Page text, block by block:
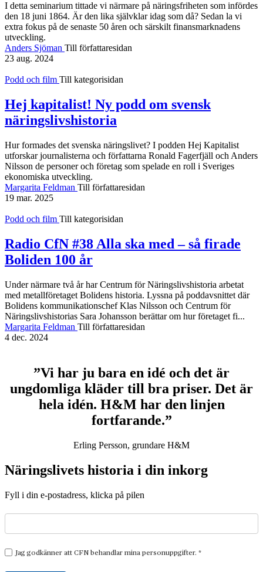
I detta seminarium tittade vi närmare på näringsfriheten som infördes
den 18 juni 1864. Är den lika självklar idag som då? Sedan la vi
extra fokus på de senaste 50 åren och särskilt finansmarknadens
utveckling.
Anders Sjöman Till författaresidan
23 aug. 2024
Podd och film Till kategorisidan
Hej kapitalist! Ny podd om svensk
näringslivshistoria
Hur formades det svenska näringslivet? I podden Hej Kapitalist
utforskar journalisterna och författarna Ronald Fagerfjäll och Anders
Nilsson de personer och företag som spelade en roll i Sveriges
ekonomiska utveckling.
Margarita Feldman Till författaresidan
19 mar. 2025
Podd och film Till kategorisidan
Radio CfN #38 Alla ska med – så firade
Boliden 100 år
Under närmare två år har Centrum för Näringslivshistoria arbetat
med metallföretaget Bolidens historia. Lyssna på poddavsnittet där
Bolidens kommunikationschef Klas Nilsson och Centrum för
Näringslivshistorias Sara Johansson berättar om hur företaget fi...
Margarita Feldman Till författaresidan
4 dec. 2024
”Vi har ju bara en idé och det är
ungdomliga kläder till bra priser. Det är
hela idén. H&M har den linjen
fortfarande.”
Erling Persson, grundare H&M
Näringslivets historia i din inkorg
Fyll i din e-postadress, klicka på pilen